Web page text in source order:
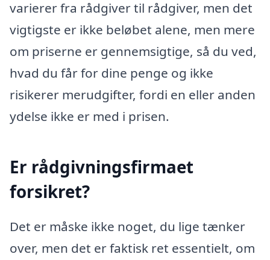
varierer fra rådgiver til rådgiver, men det
vigtigste er ikke beløbet alene, men mere
om priserne er gennemsigtige, så du ved,
hvad du får for dine penge og ikke
risikerer merudgifter, fordi en eller anden
ydelse ikke er med i prisen.
Er rådgivningsfirmaet
forsikret?
Det er måske ikke noget, du lige tænker
over, men det er faktisk ret essentielt, om